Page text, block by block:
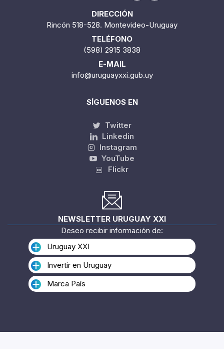
DIRECCIÓN
Rincón 518-528. Montevideo-Uruguay
TELÉFONO
(598) 2915 3838
E-MAIL
info@uruguayxxi.gub.uy
SÍGUENOS EN
Twitter
Linkedin
Instagram
YouTube
Flickr
NEWSLETTER URUGUAY XXI
Deseo recibir información de:
Uruguay XXI
Invertir en Uruguay
Marca País